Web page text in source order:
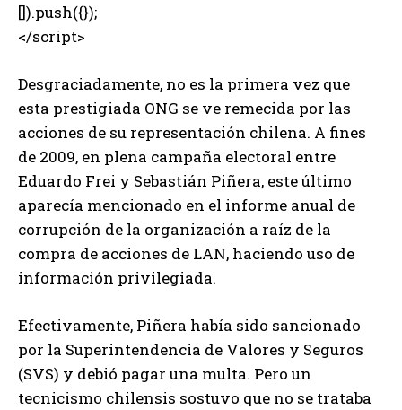
[]).push({});
</script>
Desgraciadamente, no es la primera vez que
esta prestigiada ONG se ve remecida por las
acciones de su representación chilena. A fines
de 2009, en plena campaña electoral entre
Eduardo Frei y Sebastián Piñera, este último
aparecía mencionado en el informe anual de
corrupción de la organización a raíz de la
compra de acciones de LAN, haciendo uso de
información privilegiada.
Efectivamente, Piñera había sido sancionado
por la Superintendencia de Valores y Seguros
(SVS) y debió pagar una multa. Pero un
tecnicismo chilensis sostuvo que no se trataba